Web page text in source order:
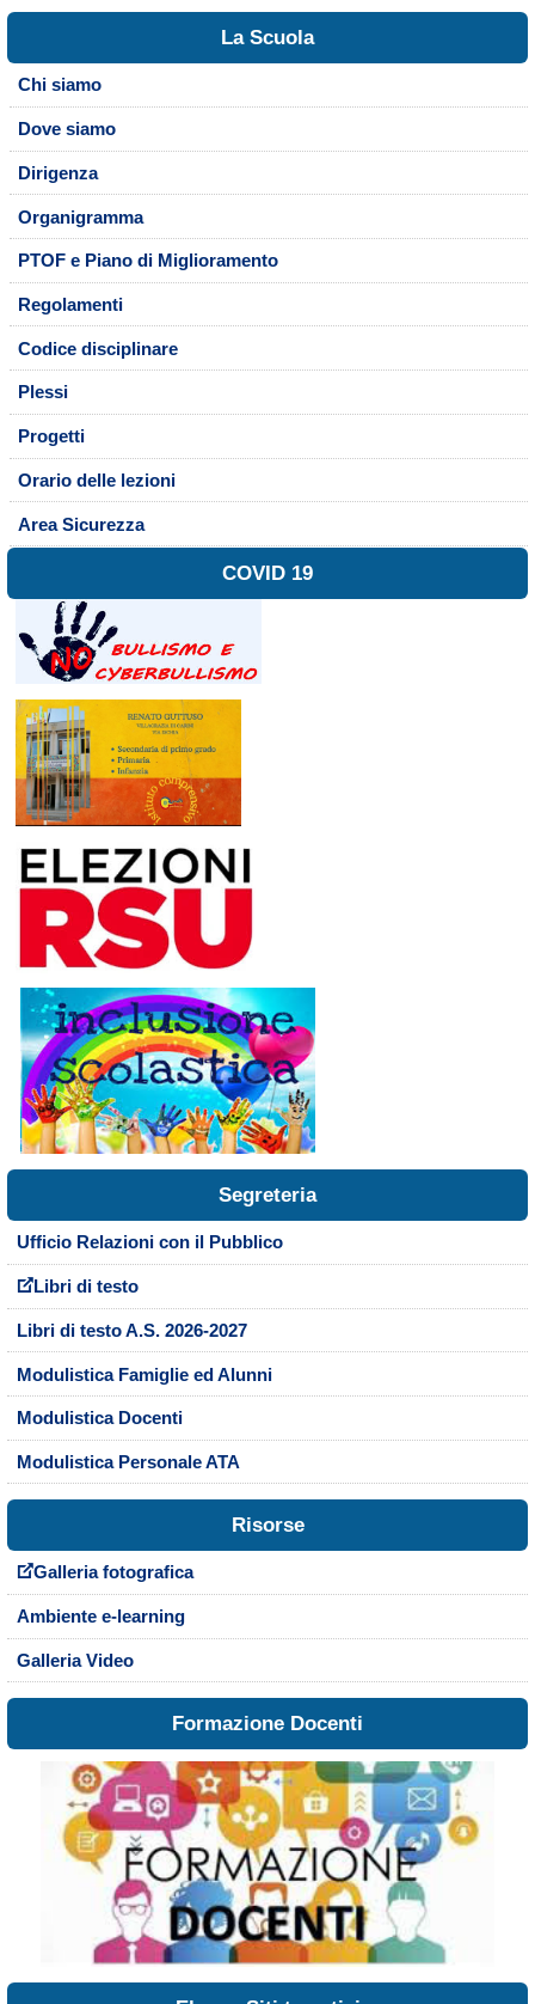
La Scuola
Chi siamo
Dove siamo
Dirigenza
Organigramma
PTOF e Piano di Miglioramento
Regolamenti
Codice disciplinare
Plessi
Progetti
Orario delle lezioni
Area Sicurezza
COVID 19
Segreteria
Ufficio Relazioni con il Pubblico
Libri di testo
Libri di testo A.S. 2026-2027
Modulistica Famiglie ed Alunni
Modulistica Docenti
Modulistica Personale ATA
Risorse
Galleria fotografica
Ambiente e-learning
Galleria Video
Formazione Docenti